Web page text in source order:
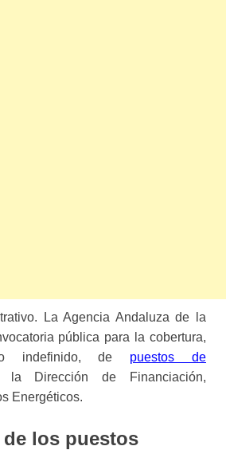
La Agencia Andaluza de la
pública para la cobertura,
indefinido, de puestos de
Dirección de Financiación,
Energéticos.
los puestos